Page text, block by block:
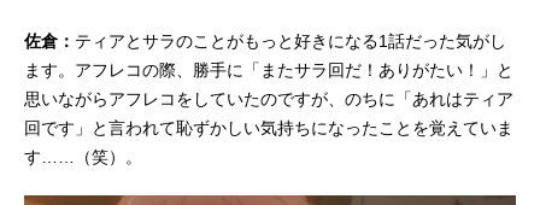
佐倉： ティアとサラのことがもっと好きになる1話だった気がし
ます。アフレコの際、勝手に「またサラ回だ！ありがたい！」と
思いながらアフレコをしていたのですが、のちに「あれはティア
回です」と言われて恥ずかしい気持ちになったことを覚えていま
す……（笑）。